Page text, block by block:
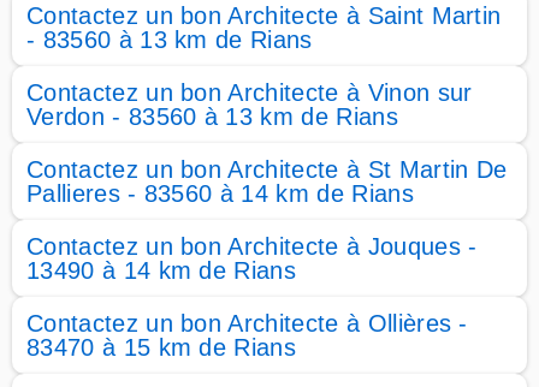
Contactez un bon Architecte à Saint Martin
- 83560 à 13 km de Rians
Contactez un bon Architecte à Vinon sur
Verdon - 83560 à 13 km de Rians
Contactez un bon Architecte à St Martin De
Pallieres - 83560 à 14 km de Rians
Contactez un bon Architecte à Jouques -
13490 à 14 km de Rians
Contactez un bon Architecte à Ollières -
83470 à 15 km de Rians